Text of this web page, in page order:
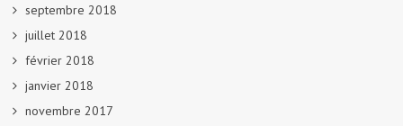
septembre 2018
juillet 2018
février 2018
janvier 2018
novembre 2017